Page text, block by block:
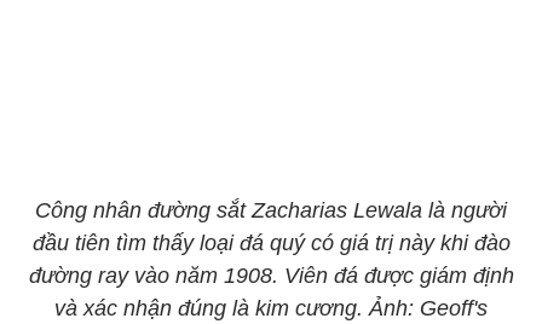
Công nhân đường sắt Zacharias Lewala là người
đầu tiên tìm thấy loại đá quý có giá trị này khi đào
đường ray vào năm 1908. Viên đá được giám định
và xác nhận đúng là kim cương. Ảnh: Geoff's